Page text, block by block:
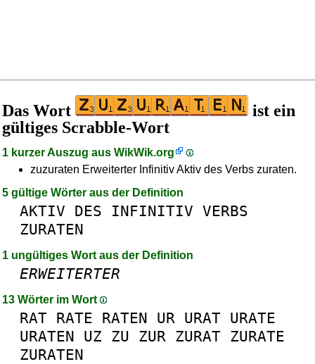
Das Wort
ist ein
gültiges Scrabble-Wort
1 kurzer Auszug aus WikWik.org
zuzuraten Erweiterter Infinitiv Aktiv des Verbs zuraten.
5 gültige Wörter aus der Definition
AKTIV DES INFINITIV VERBS
ZURATEN
1 ungültiges Wort aus der Definition
ERWEITERTER
13 Wörter im Wort
RAT RATE RATEN UR URAT URATE
URATEN UZ ZU ZUR ZURAT ZURATE
ZURATEN